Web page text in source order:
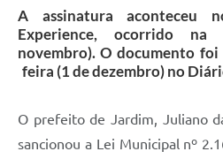
A assinatura aconteceu
Experience, ocorrido
novembro). O documento
feira (1 de dezembro) no
O prefeito de Jardim, Juliano
sancionou a Lei Municipal nº